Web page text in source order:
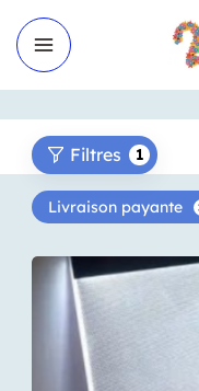
Filtres 1
Livraison payante